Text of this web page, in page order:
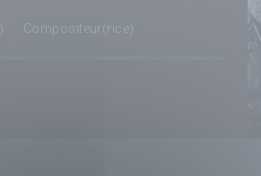
Compositeur(rice)